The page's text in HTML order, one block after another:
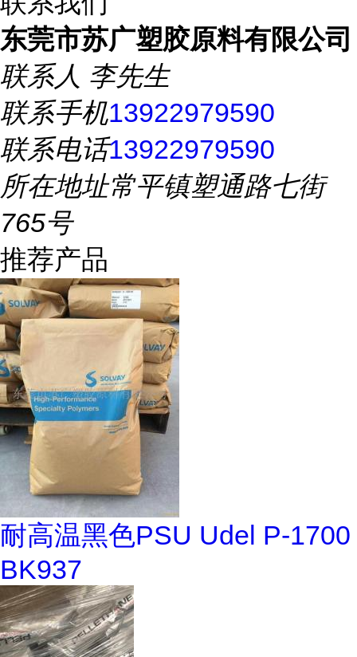
东莞市苏广塑胶原料有限公司
联系人 李先生
联系手机13922979590
联系电话13922979590
所在地址常平镇塑通路七街
765号
推荐产品
耐高温黑色PSU Udel P-1700
BK937